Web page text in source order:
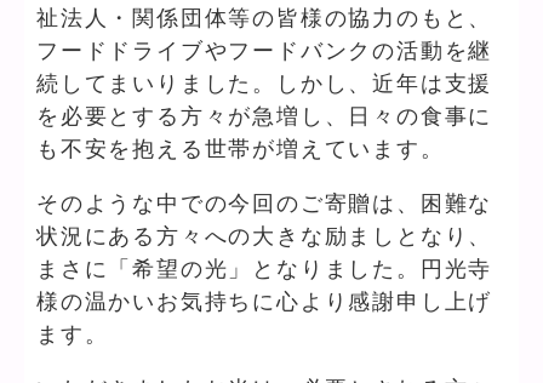
祉法人・関係団体等の皆様の協力のもと、
フードドライブやフードバンクの活動を継
続してまいりました。しかし、近年は支援
を必要とする方々が急増し、日々の食事に
も不安を抱える世帯が増えています。
そのような中での今回のご寄贈は、困難な
状況にある方々への大きな励ましとなり、
まさに「希望の光」となりました。円光寺
様の温かいお気持ちに心より感謝申し上げ
ます。